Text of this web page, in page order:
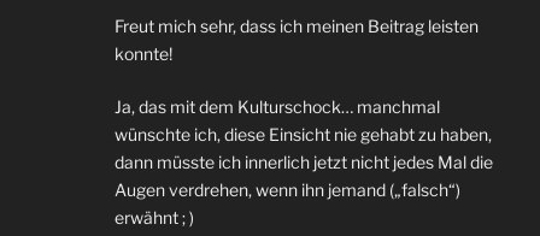
Freut mich sehr, dass ich meinen Beitrag leisten
konnte!
Ja, das mit dem Kulturschock… manchmal
wünschte ich, diese Einsicht nie gehabt zu haben,
dann müsste ich innerlich jetzt nicht jedes Mal die
Augen verdrehen, wenn ihn jemand („falsch“)
erwähnt ; )